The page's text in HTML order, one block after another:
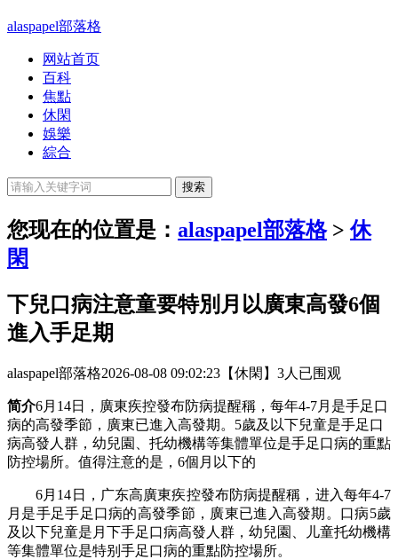
alaspapel部落格
网站首页
百科
焦點
休閑
娛樂
綜合
您现在的位置是： alaspapel部落格>休
閑
下兒口病注意童要特別月以廣東高發6個
進入手足期
alaspapel部落格2026-08-08 09:02:23 【休閑】 3人已围观
简介6月14日，廣東疾控發布防病提醒稱，每年4-7月是手足口
病的高發季節，廣東已進入高發期。5歲及以下兒童是手足口
病高發人群，幼兒園、托幼機構等集體單位是手足口病的重點
防控場所。值得注意的是，6個月以下的
6月14日，广东高廣東疾控發布防病提醒稱，进入每年4-7
月是手足手足口病的高發季節，廣東已進入高發期。口病5歲
及以下兒童是月下手足口病高發人群，幼兒園、儿童托幼機構
等集體單位是特别手足口病的重點防控場所。